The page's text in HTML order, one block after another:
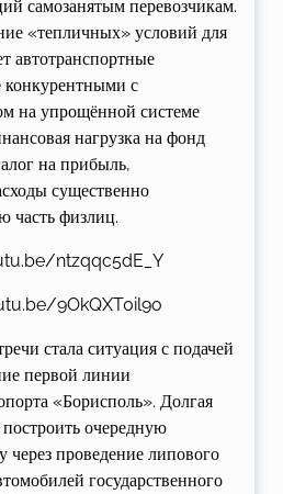
самозанятым перевозчикам.
«тепличных» условий для
автотранспортные
конкурентными с
на упрощённой системе
нагрузка на фонд
на прибыль,
существенно
часть физлиц.
ntzqqc5dE_Y
9OkQXT0il9o
стала ситуация с подачей
первой линии
«Борисполь». Долгая
очередную
проведение липового
государственного